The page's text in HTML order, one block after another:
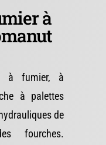
à
à fumier, à
à palettes
de
fourches.